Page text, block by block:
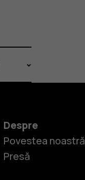
Despre
Povestea noastră
Presă